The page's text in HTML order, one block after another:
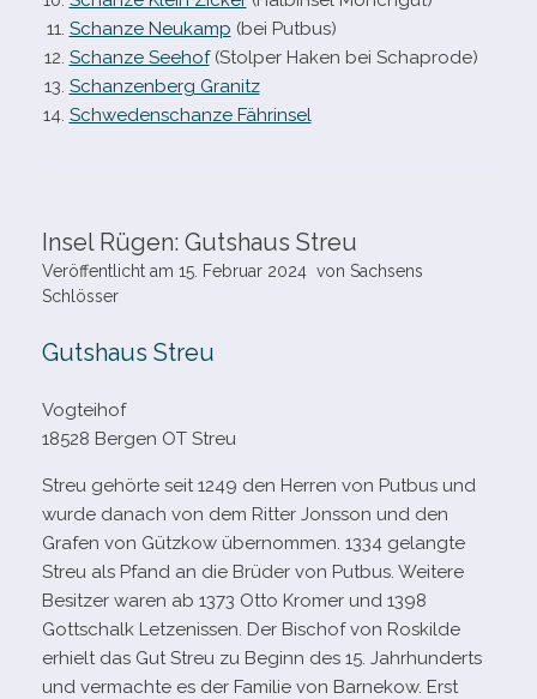
Schanze Neukamp (bei Putbus)
Schanze Seehof(Stolper Haken bei Schaprode)
Schanzenberg Granitz
Schwedenschanze Fährinsel
Insel Rügen: Gutshaus Streu
Veröffentlicht am 15. Februar 2024 von Sachsens
Schlösser
Gutshaus Streu
Vogteihof
18528 Bergen OT Streu
Streu gehörte seit 1249 den Herren von Putbus und
wurde danach von dem Ritter Jonsson und den
Grafen von Gützkow über­nom­men. 1334 gelangte
Streu als Pfand an die Brüder von Putbus. Weitere
Besitzer waren ab 1373 Otto Kromer und 1398
Gottschalk Letzenissen. Der Bischof von Roskilde
erhielt das Gut Streu zu Beginn des 15. Jahrhunderts
und ver­machte es der Familie von Barnekow. Erst